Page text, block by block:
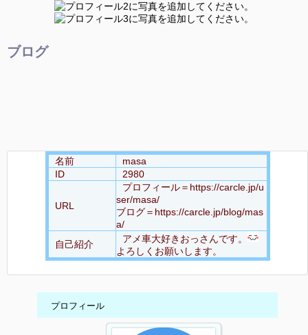
ブログ
名前
masa
ID
2980
URL
プロフィール＝https://carcle.jp/u
ser/masa/
ブログ＝https://carcle.jp/blog/mas
a/
自己紹介
アメ車大好きおっさんです。
よろしくお願いします。
プロフィール